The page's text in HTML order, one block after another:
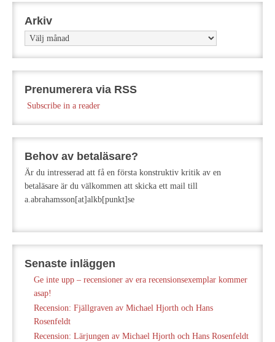
Arkiv
Arkiv
Prenumerera via RSS
Subscribe in a reader
Behov av betaläsare?
Är du intresserad att få en första konstruktiv kritik av en
betaläsare är du välkommen att skicka ett mail till
a.abrahamsson[at]alkb[punkt]se
Senaste inläggen
Ge inte upp – recensioner av era recensionsexemplar kommer
asap!
Recension: Fjällgraven av Michael Hjorth och Hans
Rosenfeldt
Recension: Lärjungen av Michael Hjorth och Hans Rosenfeldt